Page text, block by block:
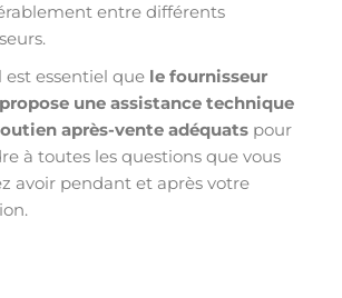
entre différents
est essentiel que le fournisseur
une assistance technique
après-vente adéquats pour
à toutes les questions que vous
avoir pendant et après votre